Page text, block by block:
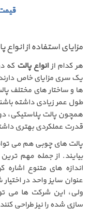
مزایای استفاده از انواع
هر کدام ازانواع پالت که
یک سری مزایای خاص
ها و ساختار های مختلف
طول عمر زیادی داشته
همچون پالت پلاستیکی،
قدرت عملکردی بهتری
پالت های چوبی هم می
بیایند. از جمله مهم
اندازه های متنوع اشاره
عنوان سایز واحد در
ولی، این شرکت ها می
سازی شده را نیز طراحی